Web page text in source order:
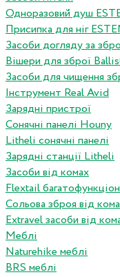
Одноразовий душ
Присипка для ніг
Засоби догляду за
Вішери для зброї
Засоби для чищення
Інструмент Real Avid
Зарядні пристрої
Сонячні панелі Houny
Litheli сонячні панелі
Зарядні станції Litheli
Засоби від комах
Flextail
Сольова зброя від
Extravel засоби від
Меблі
Naturehike меблі
BRS меблі